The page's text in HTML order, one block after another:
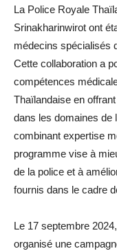
La Police Royale
Srinakharinwirot ont
médecins spécialisés
Cette collaboration a
compétences
Thaïlandaise en
dans les domaines de
combinant expertise
programme vise à
de la police et à
fournis dans le cadre
Le 17 septembre
organisé une